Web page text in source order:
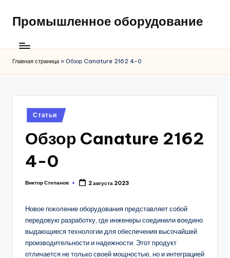
Промышленное оборудование
Главная страница » Обзор Canature 2162 4-0
Posted
in
Статьи
Обзор Canature 2162
4-0
Posted
Виктор Степанов 2 августа 2023
Новое поколение оборудования представляет собой
передовую разработку, где инженеры соединили воедино
выдающиеся технологии для обеспечения высочайшей
производительности и надежности. Этот продукт
отличается не только своей мощностью, но и интеграцией